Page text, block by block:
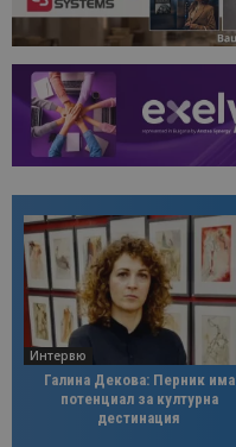
Интервю
Галина Декова: Перник има
потенциал за културна
дестинация